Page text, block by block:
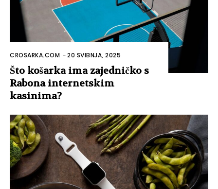
CROSARKA.COM -20 SVIBNJA, 2025
Što košarka ima zajedničko s
Rabona internetskim
kasinima?